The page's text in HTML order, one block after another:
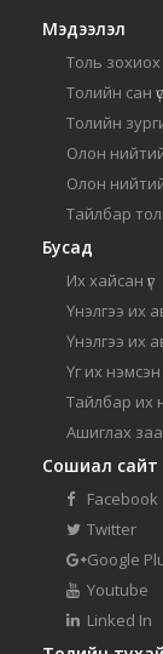
Мэдээлэл
Толь зохиох
Толийн сан
Толийн
Олон
Олон
Тайлбар
Бусад
Их хайсан үг
Үнэлгээ их
Үнэлгээ их
Үг их нэмсэн
Тайлбар их
Ашиглах
Сошиал сайт
Facebook
Twitter
Google
Youtube
Linked In